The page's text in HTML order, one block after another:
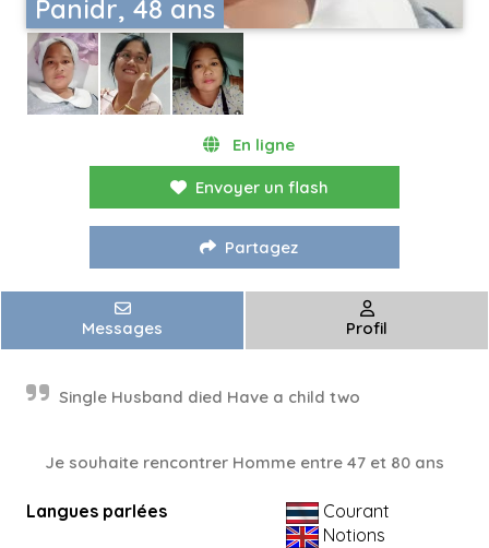
Panidr, 48 ans
En ligne
Envoyer un flash
Partagez
Messages Profil
Single Husband died Have a child two
Je souhaite rencontrer Homme entre 47 et 80 ans
Langues parlées
Courant
Notions